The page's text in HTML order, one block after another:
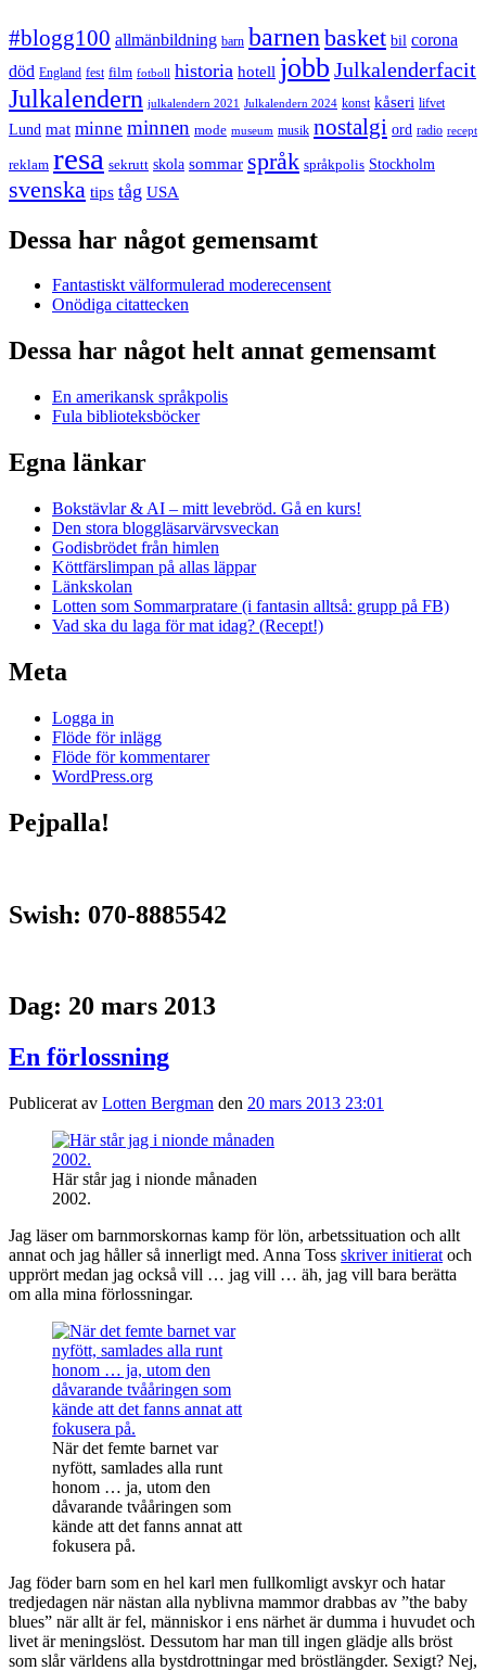
#blogg100 allmänbildning barn barnen basket bil corona
död England fest film fotboll historia hotell jobb Julkalenderfacit
Julkalendern julkalendern 2021 Julkalendern 2024 konst kåseri lifvet
Lund mat minne minnen mode museum musik nostalgi ord radio recept
reklam resa sekrutt skola sommar språk språkpolis Stockholm
svenska tips tåg USA
Dessa har något gemensamt
Fantastiskt välformulerad moderecensent
Onödiga citattecken
Dessa har något helt annat gemensamt
En amerikansk språkpolis
Fula biblioteksböcker
Egna länkar
Bokstävlar & AI – mitt levebröd. Gå en kurs!
Den stora bloggläsarvärvsveckan
Godisbrödet från himlen
Köttfärslimpan på allas läppar
Länkskolan
Lotten som Sommarpratare (i fantasin alltså: grupp på FB)
Vad ska du laga för mat idag? (Recept!)
Meta
Logga in
Flöde för inlägg
Flöde för kommentarer
WordPress.org
Pejpalla!
Swish: 070-8885542
Dag: 20 mars 2013
En förlossning
Publicerat av Lotten Bergman den 20 mars 2013 23:01
Här står jag i nionde månaden
2002.
Jag läser om barnmorskornas kamp för lön, arbetssituation och allt
annat och jag håller så innerligt med. Anna Toss skriver initierat och
upprört medan jag också vill … jag vill … äh, jag vill bara berätta
om alla mina förlossningar.
När det femte barnet var
nyfött, samlades alla runt
honom … ja, utom den
dåvarande tvååringen som
kände att det fanns annat att
fokusera på.
Jag föder barn som en hel karl men fullkomligt avskyr och hatar
tredjedagen när nästan alla nyblivna mammor drabbas av ”the baby
blues” när allt är fel, människor i ens närhet är dumma i huvudet och
livet är meningslöst. Dessutom har man till ingen glädje alls bröst
som slår världens alla bystdrottningar med bröstlängder. Sexigt? Nej,